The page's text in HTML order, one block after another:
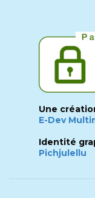
Une
E-Dev
Identité
Pichjulellu